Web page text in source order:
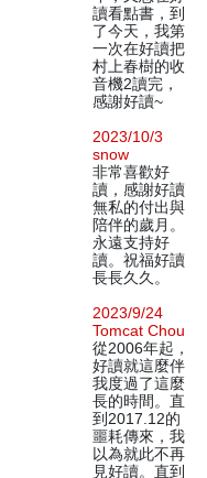
讀看點書，到
了今天，我第
一次在好讀把
村上春樹的收
音機2讀完，
感謝好讀~
2023/10/3
snow
非常喜歡好
讀，感謝好讀
無私的付出與
陪伴的歲月。
永遠支持好
讀。祝福好讀
長長久久。
2023/9/24
Tomcat Chou
從2006年起，
好讀就這麼伴
我度過了這麼
長的時間。直
到2017.12的
噩耗傳來，我
以為就此不再
見好讀。直到